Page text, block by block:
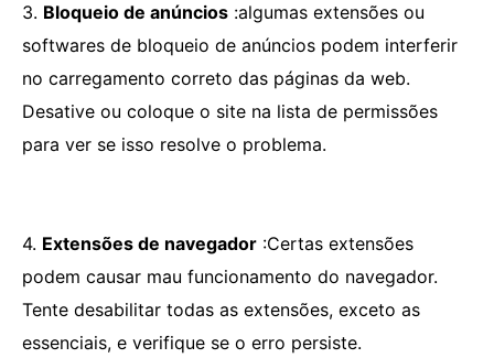
3. Bloqueio de anúncios :algumas extensões ou
softwares de bloqueio de anúncios podem interferir
no carregamento correto das páginas da web.
Desative ou coloque o site na lista de permissões
para ver se isso resolve o problema.
4. Extensões de navegador :Certas extensões
podem causar mau funcionamento do navegador.
Tente desabilitar todas as extensões, exceto as
essenciais, e verifique se o erro persiste.